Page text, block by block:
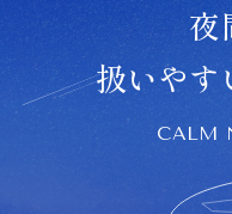
夜
扱いやす
CALM